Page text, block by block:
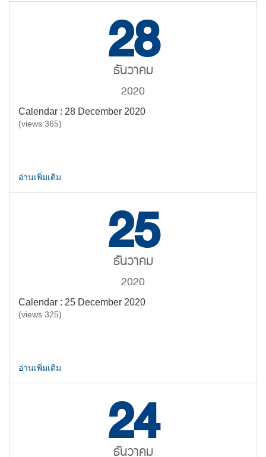
28
ธันวาคม
2020
Calendar : 28 December 2020
(views 365)
อ่านเพิ่มเติม
25
ธันวาคม
2020
Calendar : 25 December 2020
(views 325)
อ่านเพิ่มเติม
24
ธันวาคม